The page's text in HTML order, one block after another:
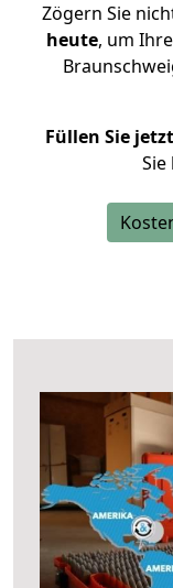
Zögern Sie
heute, um
Füllen Sie